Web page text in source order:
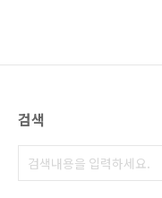
검색